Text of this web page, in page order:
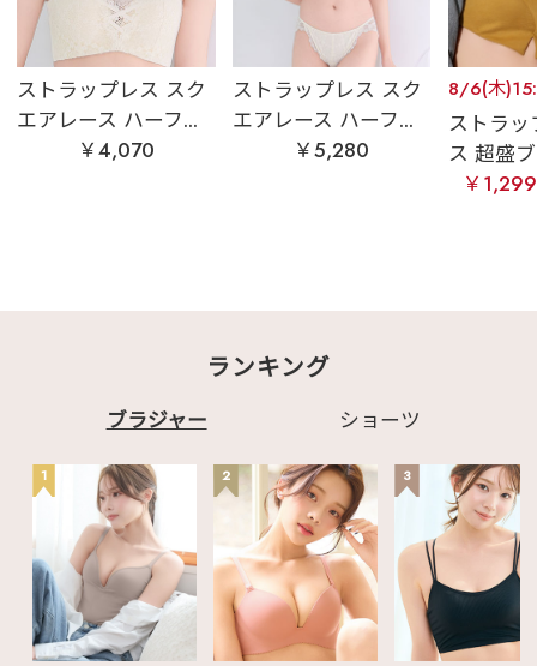
ストラップレス スク
エアレース ハーフ...
￥4,070
ストラップレス スク
エアレース ハーフ...
￥5,280
8/6(木
ストラ
ス 超盛
￥
ランキング
ブラジャー ショーツ
1 2 3